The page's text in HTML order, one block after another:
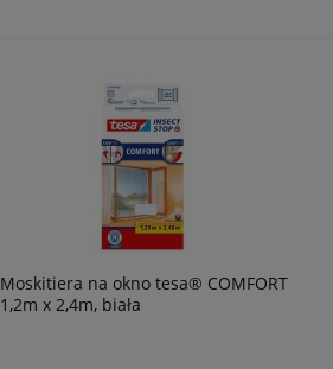
Moskitiera na okno tesa® COMFORT
1,2m x 2,4m, biała